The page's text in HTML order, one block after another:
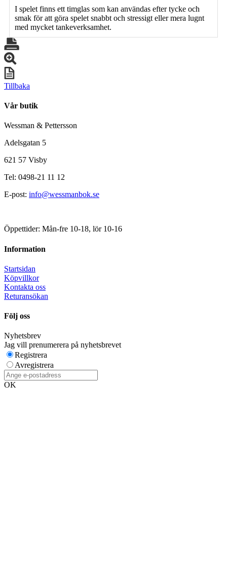
I spelet finns ett timglas som kan användas efter tycke och
smak för att göra spelet snabbt och stressigt eller mera lugnt
med mycket tankeverksamhet.
Tillbaka
Vår butik
Wessman & Pettersson
Adelsgatan 5
621 57 Visby
Tel: 0498-21 11 12
E-post: info@wessmanbok.se
Öppettider: Mån-fre 10-18, lör 10-16
Information
Startsidan
Köpvillkor
Kontakta oss
Returansökan
Följ oss
Nyhetsbrev
Jag vill prenumerera på nyhetsbrevet
Registrera
Avregistrera
OK